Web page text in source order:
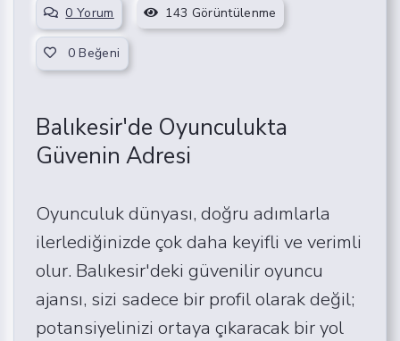
0 Yorum 143 Görüntülenme
0 Beğeni
Balıkesir'de Oyunculukta
Güvenin Adresi
Oyunculuk dünyası, doğru adımlarla
ilerlediğinizde çok daha keyifli ve verimli
olur. Balıkesir'deki güvenilir oyuncu
ajansı, sizi sadece bir profil olarak değil;
potansiyelinizi ortaya çıkaracak bir yol